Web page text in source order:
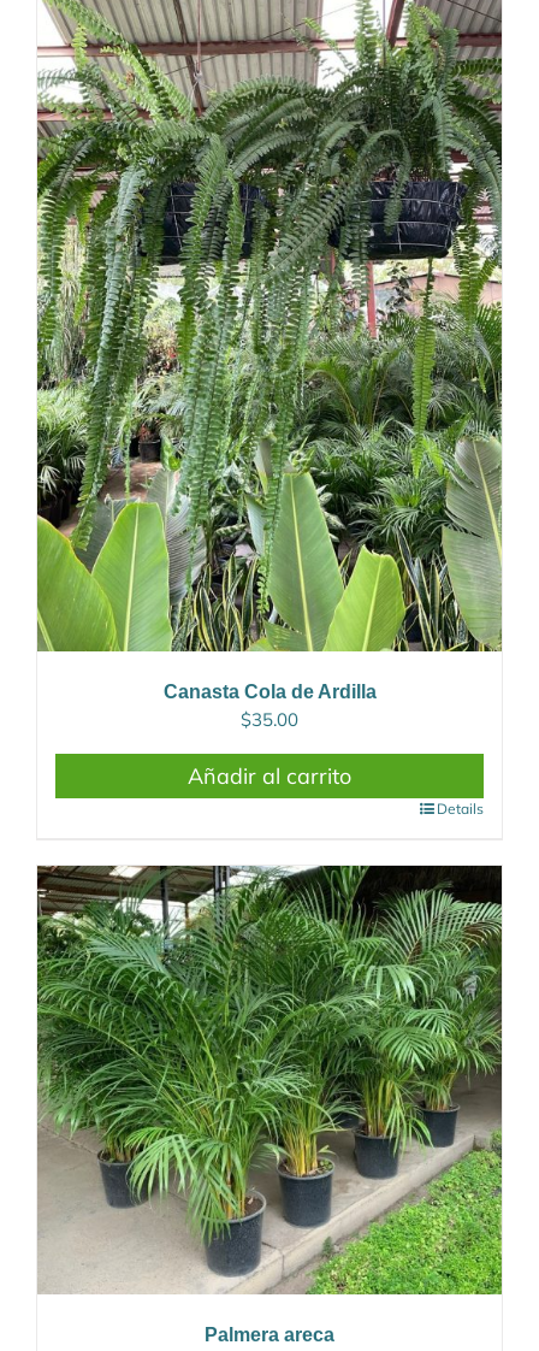
Canasta Cola de Ardilla
$35.00
Añadir al carrito
Details
Palmera areca